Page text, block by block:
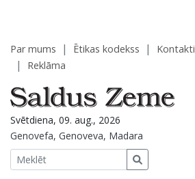
Par mums Ētikas kodekss Kontakti
Reklāma
Svētdiena, 09. aug., 2026
Genovefa, Genoveva, Madara